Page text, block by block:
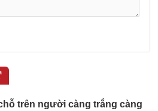
trên người càng trắng càng